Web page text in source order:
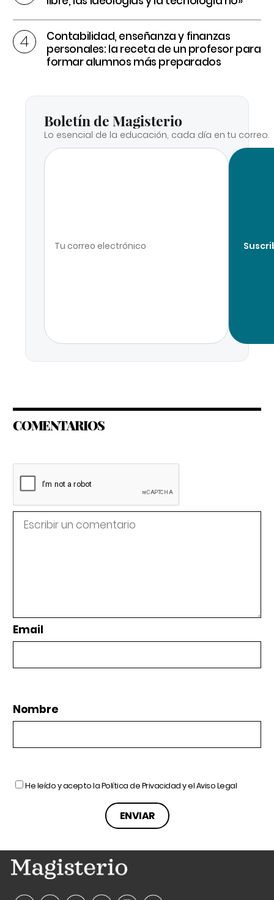
Contabilidad, enseñanza y finanzas
personales: la receta de un profesor para
formar alumnos más preparados
Boletín de Magisterio
Lo esencial de la educación, cada día en tu correo.
COMENTARIOS
Email
Nombre
He leído y acepto laPolítica de Privacidady elAviso Legal